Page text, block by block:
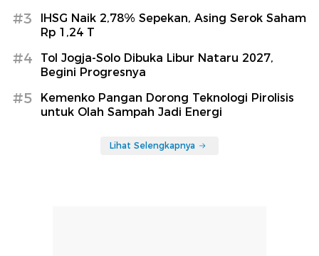
#3
IHSG Naik 2,78% Sepekan, Asing Serok Saham
Rp 1,24 T
#4
Tol Jogja-Solo Dibuka Libur Nataru 2027,
Begini Progresnya
#5
Kemenko Pangan Dorong Teknologi Pirolisis
untuk Olah Sampah Jadi Energi
Lihat Selengkapnya